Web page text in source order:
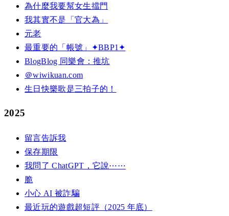
為什麼我要幫女生擋門
我其實不是「官大為」
元老
最重要的「帳號」✦BBP1✦
BlogBlog 同樂會：推坑
＠wiwikuan.com
生日快樂歌是三拍子的！
2025
留言告訴我
保存期限
我問了 ChatGPT，它說⋯⋯
脆
小心 AI 被詐騙
最近玩的遊戲超短評（2025 年底）